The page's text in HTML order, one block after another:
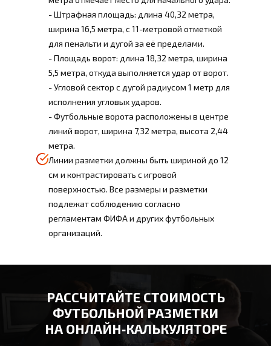
- Штрафная площадь: длина 40,32 метра,
ширина 16,5 метра, с 11-метровой отметкой
для пенальти и дугой за её пределами.
- Площадь ворот: длина 18,32 метра, ширина
5,5 метра, откуда выполняется удар от ворот.
- Угловой сектор с дугой радиусом 1 метр для
исполнения угловых ударов.
- Футбольные ворота расположены в центре
линий ворот, ширина 7,32 метра, высота 2,44
метра.
Линии разметки должны быть шириной до 12
см и контрастировать с игровой
поверхностью. Все размеры и разметки
подлежат соблюдению согласно
регламентам ФИФА и других футбольных
организаций.
РАССЧИТАЙТЕ СТОИМОСТЬ
ФУТБОЛЬНОЙ РАЗМЕТКИ
НА ОНЛАЙН‑КАЛЬКУЛЯТОРЕ